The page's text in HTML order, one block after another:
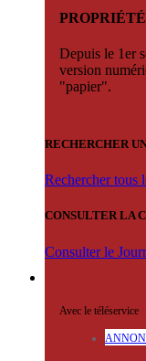
Depuis le 1er
version
"papier".
RECHERCHER
Rechercher tous
CONSULTER LA
Consulter le
Avec le téléservice